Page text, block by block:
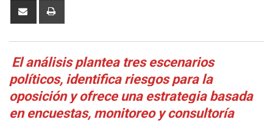
Share
El análisis plantea tres escenarios
políticos, identifica riesgos para la
oposición y ofrece una estrategia basada
en encuestas, monitoreo y consultoría